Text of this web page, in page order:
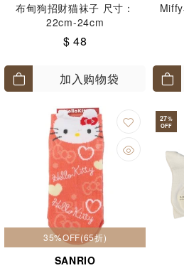
布甸狗招财猫袜子 尺寸：
22cm-24cm
$ 48
加入购物袋
35%OFF(65折)
SANRIO
27%
OFF